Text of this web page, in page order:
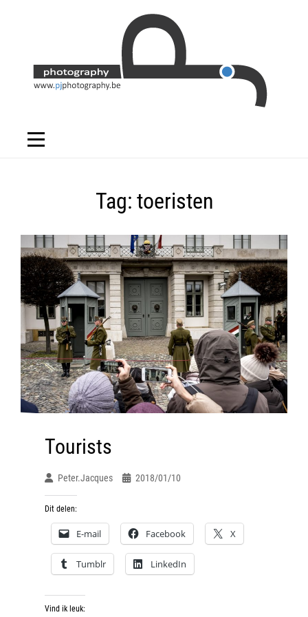
Tag: toeristen
Tourists
Peter.jacques 2018/01/10
Dit delen:
E-mail Facebook X
Tumblr LinkedIn
Vind ik leuk: